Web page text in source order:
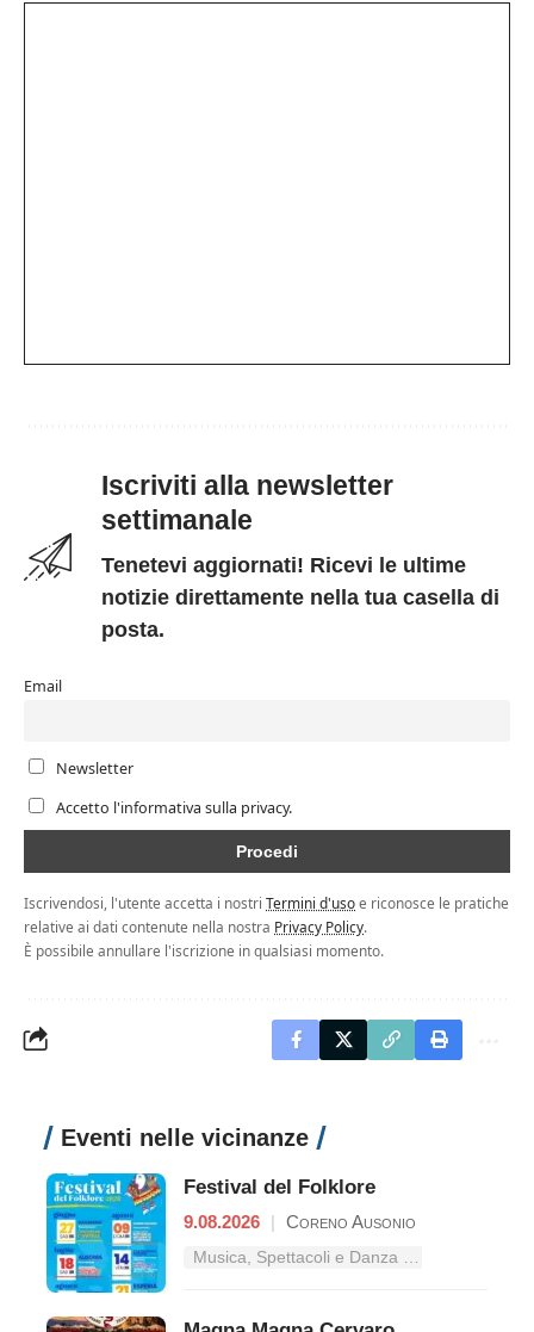
Iscriviti alla newsletter
settimanale
Tenetevi aggiornati! Ricevi le ultime
notizie direttamente nella tua casella di
posta.
Email
Newsletter
Accetto l'informativa sulla privacy.
Iscrivendosi, l'utente accetta i nostri Termini d'usoe riconosce le pratiche
relative ai dati contenute nella nostra Privacy Policy.
È possibile annullare l'iscrizione in qualsiasi momento.
Eventi nelle vicinanze
Festival del Folklore
9.08.2026 | Coreno Ausonio